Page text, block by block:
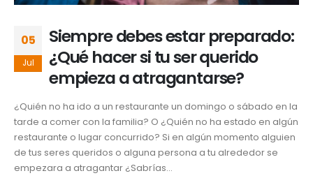
05
Jul
Siempre debes estar preparado:
¿Qué hacer si tu ser querido
empieza a atragantarse?
¿Quién no ha ido a un restaurante un domingo o sábado en la
tarde a comer con la familia? O ¿Quién no ha estado en algún
restaurante o lugar concurrido? Si en algún momento alguien
de tus seres queridos o alguna persona a tu alrededor se
empezara a atragantar ¿Sabrías...